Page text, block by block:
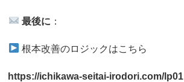
最後に ：
根本改善のロジックはこちら
https://ichikawa-seitai-irodori.com/lp01